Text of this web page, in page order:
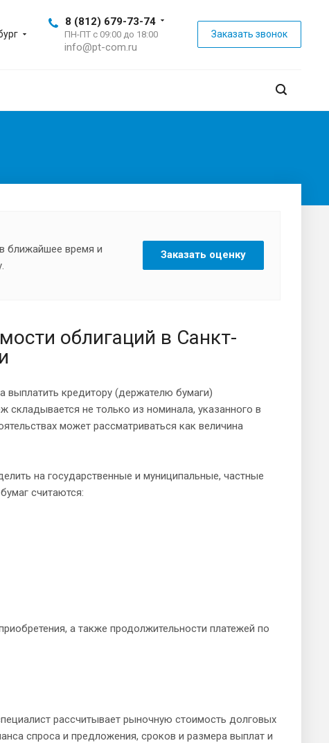
8 (812) 679-73-74
ПН-ПТ с 09:00 до 18:00
info@pt-com.ru
Заказать звонок
ближайшее время и
Заказать оценку
облигаций в Санкт-
выплатить кредитору (держателю бумаги)
складывается не только из номинала, указанного в
может рассматриваться как величина
на государственные и муниципальные, частные
считаются:
а также продолжительности платежей по
рассчитывает рыночную стоимость долговых
спроса и предложения, сроков и размера выплат и